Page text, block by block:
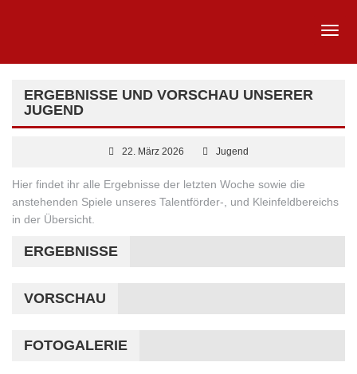
ERGEBNISSE UND VORSCHAU UNSERER
JUGEND
22. März 2026 Jugend
Hier findet ihr alle Ergebnisse der letzten Woche sowie die
anstehenden Spiele unseres Talentförder-, und Kleinfeldbereichs
in der Übersicht.
ERGEBNISSE
VORSCHAU
FOTOGALERIE